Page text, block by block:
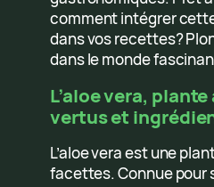
comment intégrer
dans vos recettes?
dans le monde
L’aloe vera,
vertus et
L’aloe vera est une
facettes. Connue pour